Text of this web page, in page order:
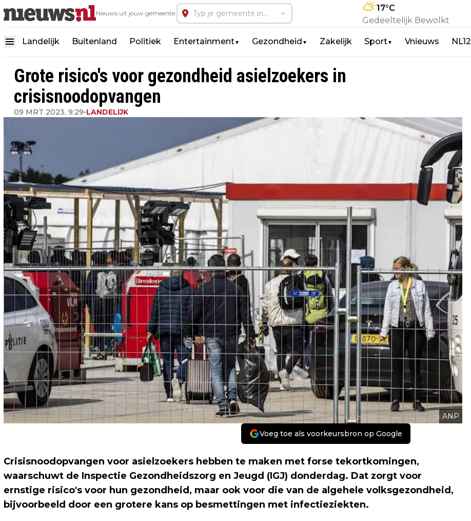
Nieuws uit jouw gemeente:
17°C
Gedeeltelijk Bewolkt
Landelijk Buitenland Politiek Entertainment▼ Gezondheid ▼ Zakelijk Sport▼ Vnieuws NL12
Grote risico's voor gezondheid asielzoekers in
crisisnoodopvangen
09 MRT 2023, 9:29•LANDELIJK
ANP
Voeg toe als voorkeursbron op Google
Crisisnoodopvangen voor asielzoekers hebben te maken met forse tekortkomingen,
waarschuwt de Inspectie Gezondheidszorg en Jeugd (IGJ) donderdag. Dat zorgt voor
ernstige risico's voor hun gezondheid, maar ook voor die van de algehele volksgezondheid,
bijvoorbeeld door een grotere kans op besmettingen met infectieziekten.